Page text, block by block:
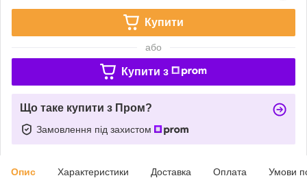
Купити
або
Купити з
Що таке купити з Пром?
Замовлення під захистом
Опис Характеристики Доставка Оплата Умови